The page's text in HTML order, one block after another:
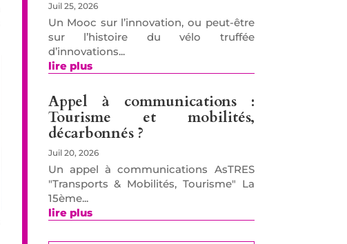
Juil 25, 2026
Un Mooc sur l’innovation, ou peut-être
sur l’histoire du vélo truffée
d’innovations...
lire plus
Appel à communications :
Tourisme et mobilités,
décarbonnés ?
Juil 20, 2026
Un appel à communications AsTRES
"Transports & Mobilités, Tourisme" La
15ème...
lire plus